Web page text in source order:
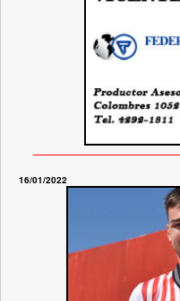
16/01/2022